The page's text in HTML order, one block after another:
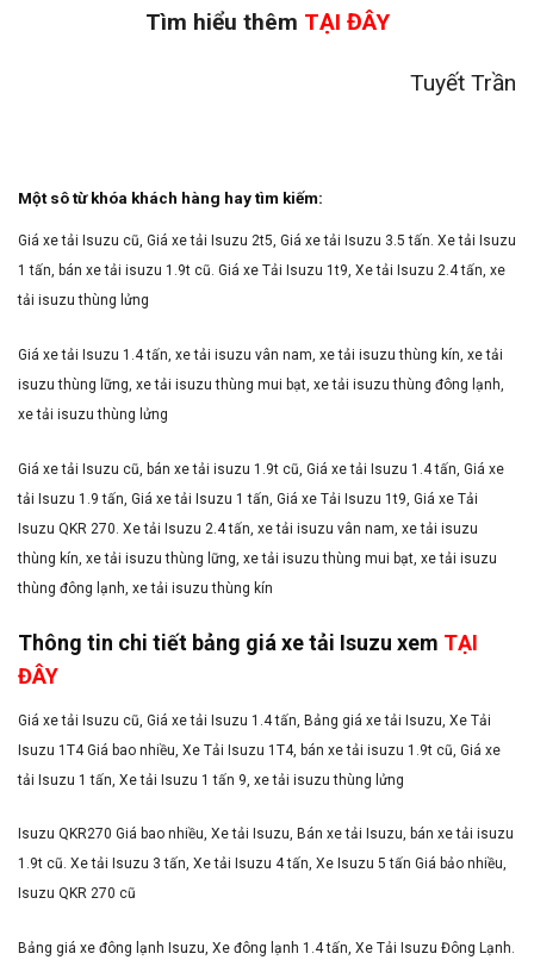
Tìm hiểu thêm TẠI ĐÂY
Tuyết Trần
Một sô từ khóa khách hàng hay tìm kiếm:
Giá xe tải Isuzu cũ, Giá xe tải Isuzu 2t5, Giá xe tải Isuzu 3.5 tấn. Xe tải Isuzu
1 tấn, bán xe tải isuzu 1.9t cũ. Giá xe Tải Isuzu 1t9, Xe tải Isuzu 2.4 tấn, xe
tải isuzu thùng lửng
Giá xe tải Isuzu 1.4 tấn, xe tải isuzu vân nam, xe tải isuzu thùng kín, xe tải
isuzu thùng lững, xe tải isuzu thùng mui bạt, xe tải isuzu thùng đông lạnh,
xe tải isuzu thùng lửng
Giá xe tải Isuzu cũ, bán xe tải isuzu 1.9t cũ, Giá xe tải Isuzu 1.4 tấn, Giá xe
tải Isuzu 1.9 tấn, Giá xe tải Isuzu 1 tấn, Giá xe Tải Isuzu 1t9, Giá xe Tải
Isuzu QKR 270. Xe tải Isuzu 2.4 tấn, xe tải isuzu vân nam, xe tải isuzu
thùng kín, xe tải isuzu thùng lững, xe tải isuzu thùng mui bạt, xe tải isuzu
thùng đông lạnh, xe tải isuzu thùng kín
Thông tin chi tiết bảng giá xe tải Isuzu xem TẠI
ĐÂY
Giá xe tải Isuzu cũ, Giá xe tải Isuzu 1.4 tấn, Bảng giá xe tải Isuzu, Xe Tải
Isuzu 1T4 Giá bao nhiều, Xe Tải Isuzu 1T4, bán xe tải isuzu 1.9t cũ, Giá xe
tải Isuzu 1 tấn, Xe tải Isuzu 1 tấn 9, xe tải isuzu thùng lửng
Isuzu QKR270 Giá bao nhiều, Xe tải Isuzu, Bán xe tải Isuzu, bán xe tải isuzu
1.9t cũ. Xe tải Isuzu 3 tấn, Xe tải Isuzu 4 tấn, Xe Isuzu 5 tấn Giá bảo nhiều,
Isuzu QKR 270 cũ
Bảng giá xe đông lạnh Isuzu, Xe đông lạnh 1.4 tấn, Xe Tải Isuzu Đông Lạnh.